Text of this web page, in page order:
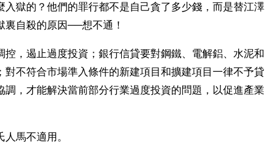
入獄的？他們的罪行都不是自己貪了多少錢，而是替江澤
裏自殺的原因──想不通！
，遏止過度投資；銀行信貸要對鋼鐵、電解鋁、水泥和
對不符合市場準入條件的新建項目和擴建項目一律不予貸
，才能解決當前部分行業過度投資的問題，以促進產業
馬不適用。